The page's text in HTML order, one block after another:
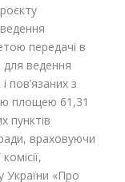
передачі в
для ведення
пов’язаних з
площею 61,31
пунктів
враховуючи
України «Про